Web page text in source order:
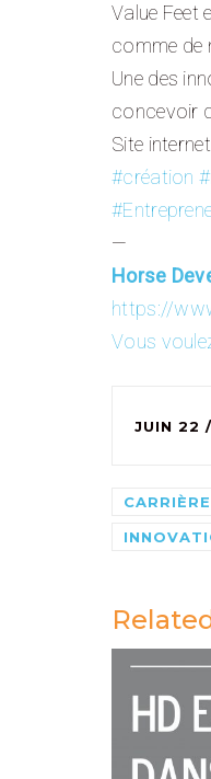
Value Feet
comme de
Une des
concevoir
Site
#création
—
Horse
https://
Vous
JUIN 22
CARRIÈRE